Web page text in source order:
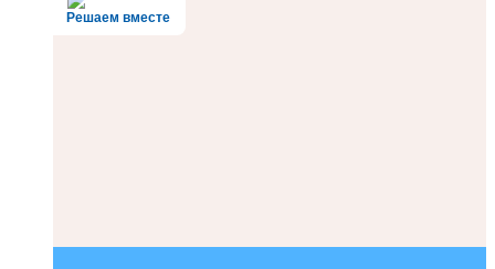
Решаем вместе